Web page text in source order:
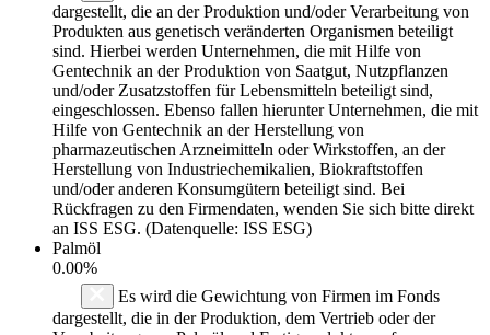
dargestellt, die an der Produktion und/oder Verarbeitung von
Produkten aus genetisch veränderten Organismen beteiligt
sind. Hierbei werden Unternehmen, die mit Hilfe von
Gentechnik an der Produktion von Saatgut, Nutzpflanzen
und/oder Zusatzstoffen für Lebensmitteln beteiligt sind,
eingeschlossen. Ebenso fallen hierunter Unternehmen, die mit
Hilfe von Gentechnik an der Herstellung von
pharmazeutischen Arzneimitteln oder Wirkstoffen, an der
Herstellung von Industriechemikalien, Biokraftstoffen
und/oder anderen Konsumgütern beteiligt sind. Bei
Rückfragen zu den Firmendaten, wenden Sie sich bitte direkt
an ISS ESG. (Datenquelle: ISS ESG)
Palmöl
0.00%
Es wird die Gewichtung von Firmen im Fonds
dargestellt, die in der Produktion, dem Vertrieb oder der